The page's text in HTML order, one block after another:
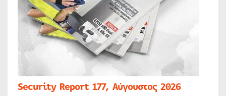
Security Report 177, Αύγουστος 2026